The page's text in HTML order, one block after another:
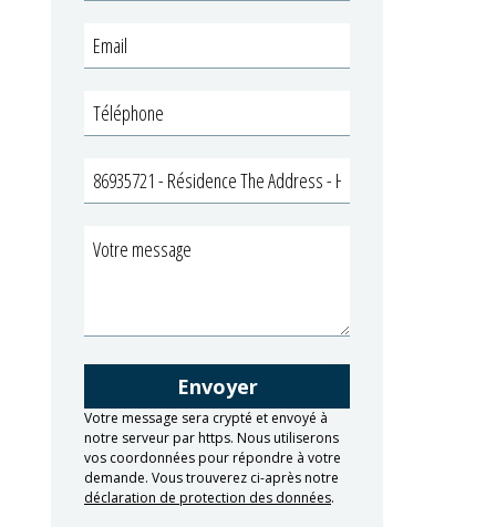
Votre message sera crypté et envoyé à
notre serveur par https. Nous utiliserons
vos coordonnées pour répondre à votre
demande. Vous trouverez ci-après notre
déclaration de protection des données.